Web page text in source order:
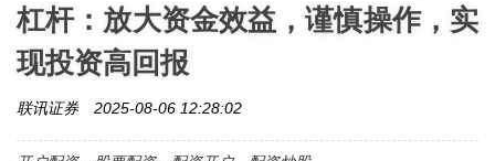
杠杆：放大资金效益，谨慎操作，实
现投资高回报
联讯证券 2025-08-06 12:28:02